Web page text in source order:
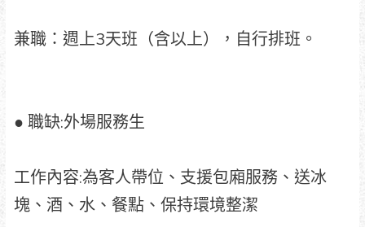
兼職：週上3天班（含以上），自行排班。
● 職缺:外場服務生
工作內容:為客人帶位、支援包廂服務、送冰
塊、酒、水、餐點、保持環境整潔